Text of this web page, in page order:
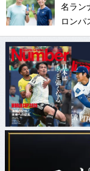
名ラン
ロンパ